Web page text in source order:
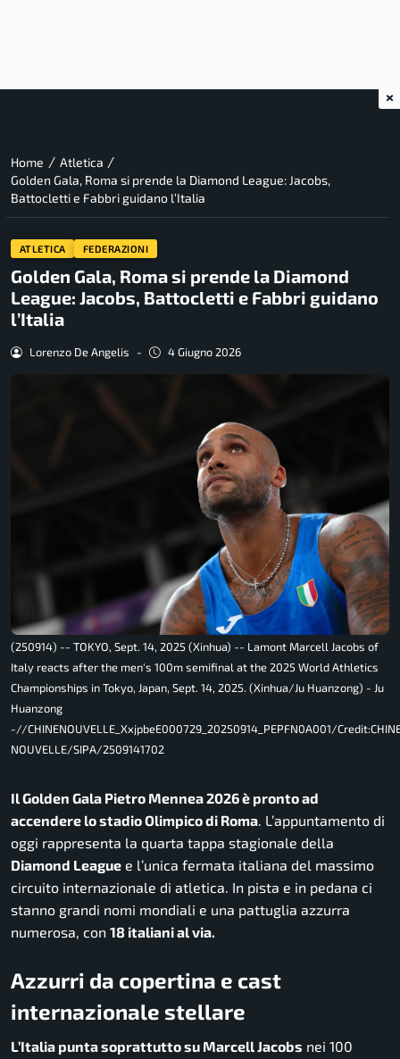
Home / Atletica /
Golden Gala, Roma si prende la Diamond League: Jacobs,
Battocletti e Fabbri guidano l’Italia
ATLETICA FEDERAZIONI
Golden Gala, Roma si prende la Diamond
League: Jacobs, Battocletti e Fabbri guidano
l’Italia
Lorenzo De Angelis - 4 Giugno 2026
(250914) -- TOKYO, Sept. 14, 2025 (Xinhua) -- Lamont Marcell Jacobs of
Italy reacts after the men's 100m semifinal at the 2025 World Athletics
Championships in Tokyo, Japan, Sept. 14, 2025. (Xinhua/Ju Huanzong) - Ju
Huanzong
-//CHINENOUVELLE_XxjpbeE000729_20250914_PEPFN0A001/
NOUVELLE/SIPA/2509141702
Il Golden Gala Pietro Mennea 2026 è pronto ad
accendere lo stadio Olimpico di Roma . L’appuntamento di
oggi rappresenta la quarta tappa stagionale della
Diamond League e l’unica fermata italiana del massimo
circuito internazionale di atletica. In pista e in pedana ci
stanno grandi nomi mondiali e una pattuglia azzurra
numerosa, con 18 italiani al via.
Azzurri da copertina e cast
internazionale stellare
L’Italia punta soprattutto su Marcell Jacobs nei 100
×